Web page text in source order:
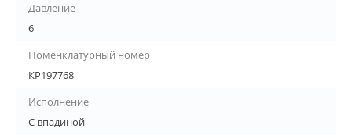
Давление
6
Номенклатурный номер
КР197768
Исполнение
С впадиной